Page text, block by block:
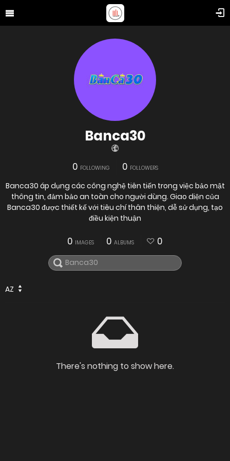
Banca30
0 FOLLOWING 0 FOLLOWERS
Banca30 áp dụng các công nghệ tiên tiến trong việc bảo mật
thông tin, đảm bảo an toàn cho người dùng. Giao diện của
Banca30 được thiết kế với tiêu chí thân thiện, dễ sử dụng, tạo
điều kiện thuận
0 IMAGES 0 ALBUMS 0
AZ
There's nothing to show here.